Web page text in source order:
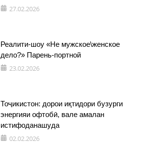
27.02.2026
Реалити-шоу «Не мужское\женское
дело?» Парень-портной
23.02.2026
Тоҷикистон: дорои иқтидори бузурги
энергияи офтобӣ, вале амалан
истифоданашуда
02.02.2026